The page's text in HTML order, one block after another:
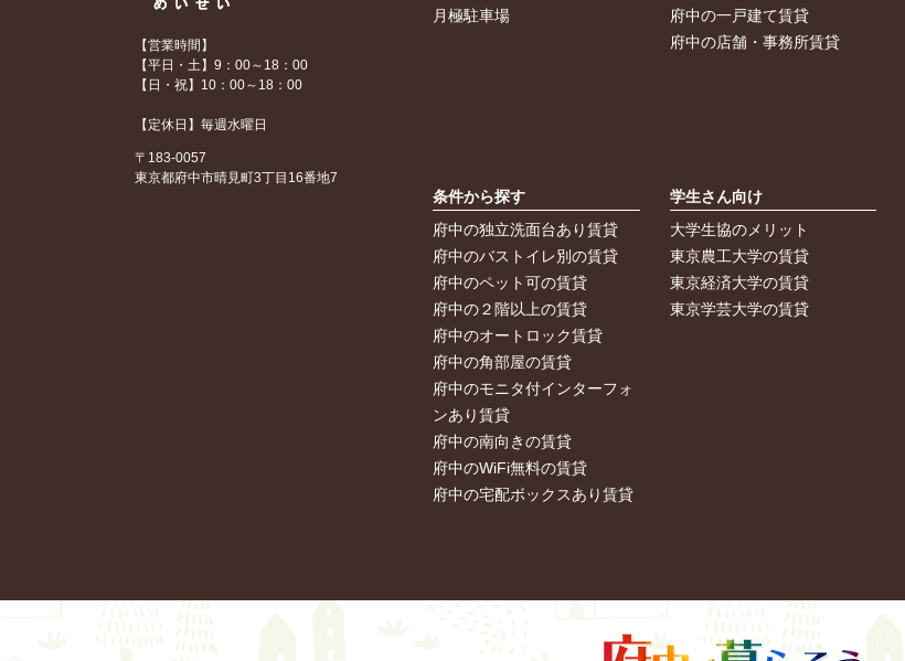
【営業時間】
【平日・土】9：00～18：00
【日・祝】10：00～18：00
【定休日】毎週水曜日
〒183-0057
東京都府中市晴見町3丁目16番地7
月極駐車場
府中の一戸建て賃貸
府中の店舗・事務所賃貸
条件から探す
府中の独立洗面台あり賃貸
府中のバストイレ別の賃貸
府中のペット可の賃貸
府中の２階以上の賃貸
府中のオートロック賃貸
府中の角部屋の賃貸
府中のモニタ付インターフォ
ンあり賃貸
府中の南向きの賃貸
府中のWiFi無料の賃貸
府中の宅配ボックスあり賃貸
学生さん向け
大学生協のメリット
東京農工大学の賃貸
東京経済大学の賃貸
東京学芸大学の賃貸